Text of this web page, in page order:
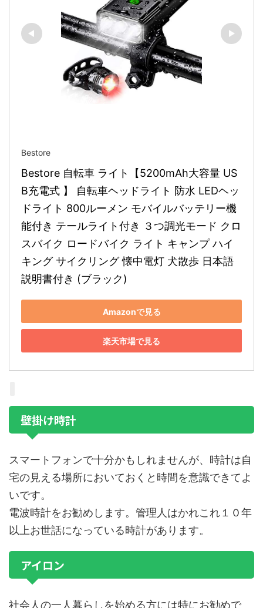
Bestore
Bestore 自転車 ライト【5200mAh大容量 US
B充電式 】 自転車ヘッドライト 防水 LEDヘッ
ドライト 800ルーメン モバイルバッテリー機
能付き テールライト付き ３つ調光モード クロ
スバイク ロードバイク ライト キャンプ ハイ
キング サイクリング 懐中電灯 犬散歩 日本語
説明書付き (ブラック)
Amazonで見る
楽天市場で見る
壁掛け時計
スマートフォンで十分かもしれませんが、時計は自
宅の見える場所においておくと時間を意識できてよ
いです。
電波時計をお勧めします。管理人はかれこれ１０年
以上お世話になっている時計があります。
アイロン
社会人の一人暮らしを始める方には特にお勧めで